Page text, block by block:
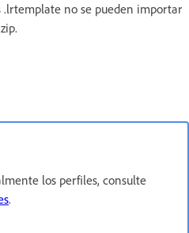
.lrtemplate no se pueden importar
los perfiles, consulte
.